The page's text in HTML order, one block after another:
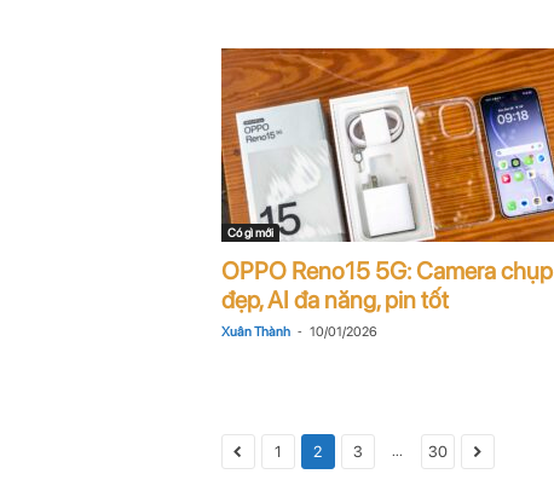
Có gì mới
OPPO Reno15 5G: Camera chụp
đẹp, AI đa năng, pin tốt
Xuân Thành - 10/01/2026
1 2 3 ... 30